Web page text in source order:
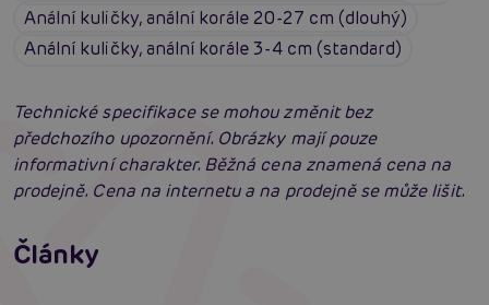
Anální kuličky, anální korále 20-27 cm (dlouhý)
Anální kuličky, anální korále 3-4 cm (standard)
Technické specifikace se mohou změnit bez
předchozího upozornění. Obrázky mají pouze
informativní charakter. Běžná cena znamená cena na
prodejně. Cena na internetu a na prodejně se může lišit.
Články
Příprava na anální sex: Tipy krok za krokem
Číst více
Erotická inteligence: Příručka Sexiomů